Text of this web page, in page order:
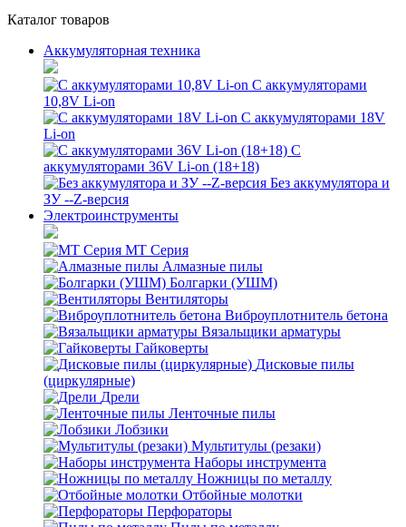
Каталог товаров
Аккумуляторная техника
С аккумуляторами
10,8V Li-on
С аккумуляторами 18V
Li-on
С
аккумуляторами 36V Li-on (18+18)
Без аккумулятора и
ЗУ --Z-версия
Электроинструменты
MT Серия
Алмазные пилы
Болгарки (УШМ)
Вентиляторы
Виброуплотнитель бетона
Вязальщики арматуры
Гайковерты
Дисковые пилы
(циркулярные)
Дрели
Ленточные пилы
Лобзики
Мультитулы (резаки)
Наборы инструмента
Ножницы по металлу
Отбойные молотки
Перфораторы